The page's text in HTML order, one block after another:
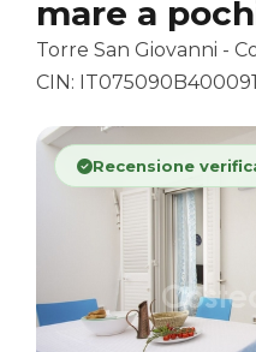
mare a
Torre San Giovanni -
CIN:
Recensione